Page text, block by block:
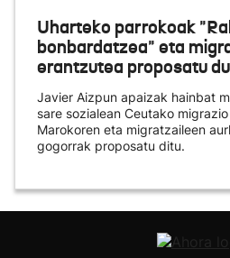
Uharteko parrokoak
bonbardatzea" eta
erantzutea proposatu du
Javier Aizpun apaizak hainbat
sare sozialean Ceutako
Marokoren eta migratzaileen
gogorrak proposatu ditu.